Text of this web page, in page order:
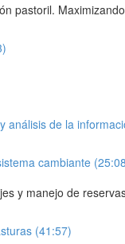
pastoril.
análisis de la
cambiante
y manejo de
(41:57)